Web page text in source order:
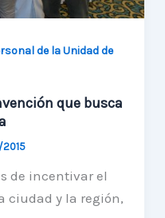
de la Unidad de
que busca
de incentivar el
ciudad y la región,